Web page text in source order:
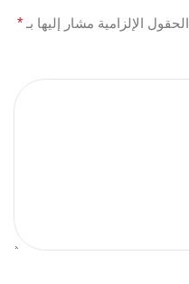
الحقول الإلزامية مشار إليها بـ *